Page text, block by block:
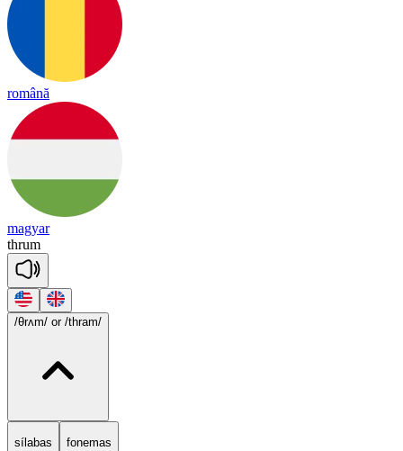
română
magyar
thrum
/θrʌm/ or /thram/
sílabas fonemas